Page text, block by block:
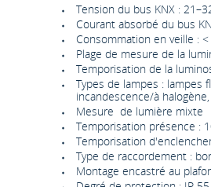
Tension du bus KNX :
Courant absorbé du bus
Consommation en veille : <
Plage de mesure de la
Temporisation de la
Types de lampes : lampes
incandescence/à
Mesure de lumière mixte
Temporisation présence :
Temporisation
Type de raccordement :
Montage encastré au